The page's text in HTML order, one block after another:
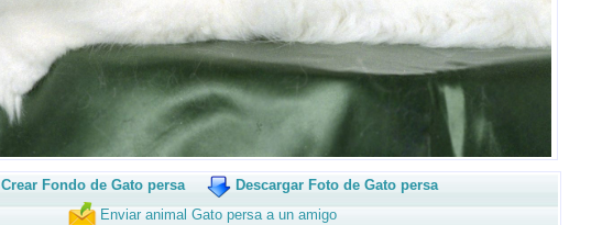
Crear Fondo de Gato persa
Descargar Foto de Gato persa
Enviar animal Gato persa a un amigo